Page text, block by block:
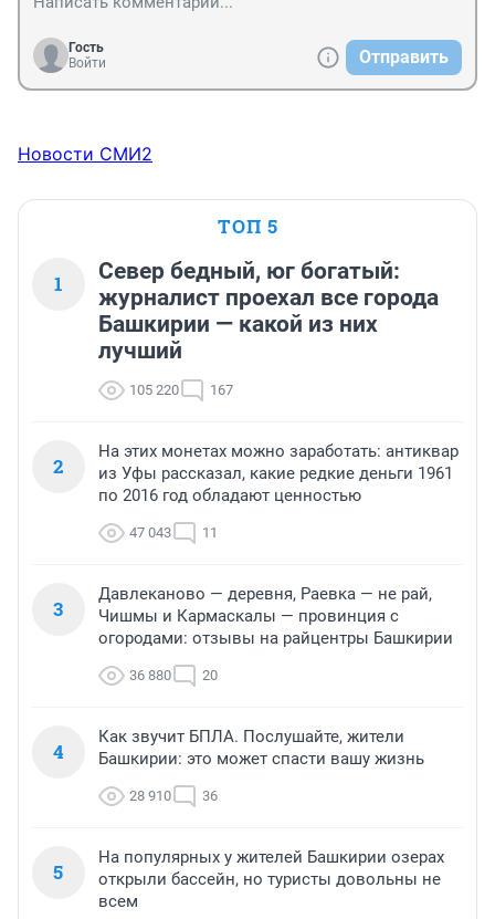
Гость
Войти
Отправить
Новости СМИ2
ТОП 5
1
Север бедный, юг богатый:
журналист проехал все города
Башкирии — какой из них
лучший
105 220 167
2
На этих монетах можно заработать: антиквар
из Уфы рассказал, какие редкие деньги 1961
по 2016 год обладают ценностью
47 043 11
3
Давлеканово — деревня, Раевка — не рай,
Чишмы и Кармаскалы — провинция с
огородами: отзывы на райцентры Башкирии
36 880 20
4
Как звучит БПЛА. Послушайте, жители
Башкирии: это может спасти вашу жизнь
28 910 36
5
На популярных у жителей Башкирии озерах
открыли бассейн, но туристы довольны не
всем